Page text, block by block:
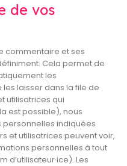
de vos
commentaire et ses
Cela permet de
les
laisser dans la file de
utilisatrices qui
est possible), nous
indiquées
et utilisatrices peuvent voir,
personnelles à tout
d’utilisateur·ice). Les